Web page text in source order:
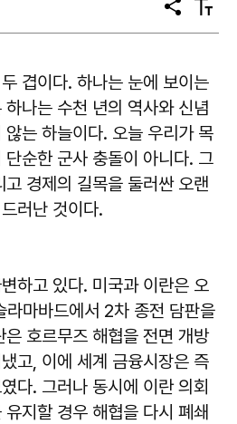
공
유
텍
스
기
겹이다. 하나는 눈에 보이는
나는 수천 년의 역사와 신념
는 하늘이다. 오늘 우리가 목
순한 군사 충돌이 아니다. 그
경제의 길목을 둘러싼 오랜
러난 것이다.
하고 있다. 미국과 이란은 오
마바드에서 2차 종전 담판을
호르무즈 해협을 전면 개방
고, 이에 세계 금융시장은 즉
다. 그러나 동시에 이란 의회
지할 경우 해협을 다시 폐쇄